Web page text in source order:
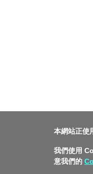
本網站正使
我們使用
意我們的